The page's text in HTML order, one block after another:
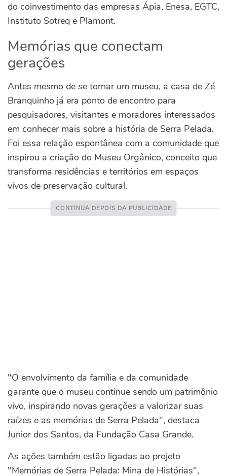
do coinvestimento das empresas Ápia, Enesa, EGTC,
Instituto Sotreq e Plamont.
Memórias que conectam
gerações
Antes mesmo de se tornar um museu, a casa de Zé
Branquinho já era ponto de encontro para
pesquisadores, visitantes e moradores interessados
em conhecer mais sobre a história de Serra Pelada.
Foi essa relação espontânea com a comunidade que
inspirou a criação do Museu Orgânico, conceito que
transforma residências e territórios em espaços
vivos de preservação cultural.
"O envolvimento da família e da comunidade
garante que o museu continue sendo um patrimônio
vivo, inspirando novas gerações a valorizar suas
raízes e as memórias de Serra Pelada", destaca
Junior dos Santos, da Fundação Casa Grande.
As ações também estão ligadas ao projeto
"Memórias de Serra Pelada: Mina de Histórias",